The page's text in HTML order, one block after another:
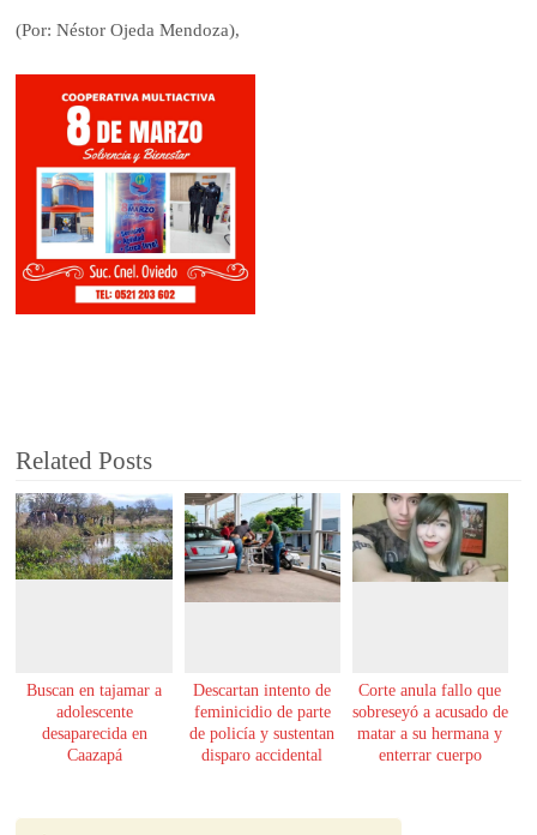
(Por: Néstor Ojeda Mendoza),
Related Posts
Buscan en tajamar a
adolescente
desaparecida en
Caazapá
Descartan intento de
feminicidio de parte
de policía y sustentan
disparo accidental
Corte anula fallo que
sobreseyó a acusado de
matar a su hermana y
enterrar cuerpo